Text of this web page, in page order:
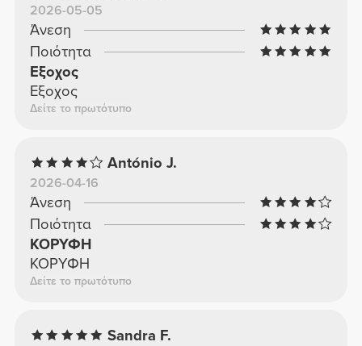
2026-05-05
Άνεση
Ποιότητα
Εξοχος
Εξοχος
Δείτε το πρωτότυπο
António J.
2026-04-16
Άνεση
Ποιότητα
ΚΟΡΥΦΗ
ΚΟΡΥΦΗ
Δείτε το πρωτότυπο
Sandra F.